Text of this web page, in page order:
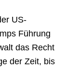
US-
Führung
das Recht
der Zeit, bis